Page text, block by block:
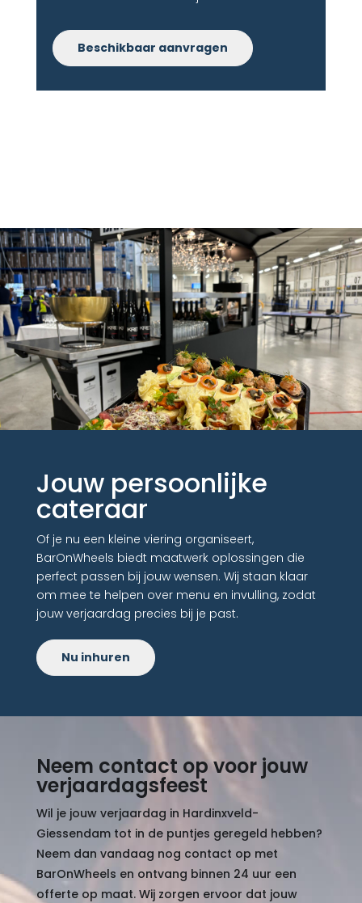
Beschikbaar aanvragen
Jouw persoonlijke
cateraar
Of je nu een kleine viering organiseert,
BarOnWheels biedt maatwerk oplossingen die
perfect passen bij jouw wensen. Wij staan klaar
om mee te helpen over menu en invulling, zodat
jouw verjaardag precies bij je past.
Nu inhuren
Neem contact op voor jouw
verjaardagsfeest
Wil je jouw verjaardag in Hardinxveld-
Giessendam tot in de puntjes geregeld hebben?
Neem dan vandaag nog contact op met
BarOnWheels en ontvang binnen 24 uur een
offerte op maat. Wij zorgen ervoor dat jouw